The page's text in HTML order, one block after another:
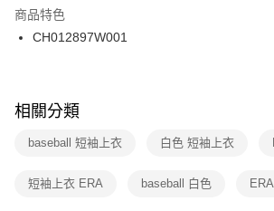
２．訂單成立數日內，您將收到繳費通知簡訊。
３．收到繳費通知簡訊後14天內，點擊此簡訊中的連
ATM／網路銀行／等多元方式進行付款，方視為交易
※ 交易是否成功請以「AFTEE先享後付 」之結帳頁
是否繳費成功／繳費後需取消欲退款等相關疑問，請
客戶支援中心」 https://
１．透過由恩沛科技股份有限公司提供之「AFTEE
付款後門市自取
每筆NT$100，滿NT$1,500(含以上)免運費
商品特色
CH012897W001
相關分類
baseball 短袖上衣 白色 短袖上衣
短袖上衣 ERA baseball 白色